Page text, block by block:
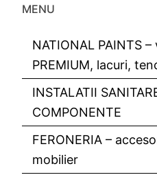
MENU
NATIONAL PAINTS –
PREMIUM, lacuri,
INSTALATII
COMPONENTE
FERONERIA –
mobilier